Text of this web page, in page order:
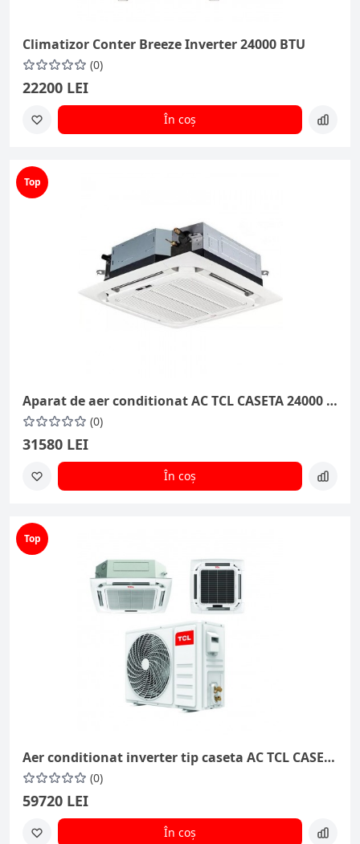
Climatizor Conter Breeze Inverter 24000 BTU
(0)
22200 LEI
În coș
Top
Aparat de aer conditionat AC TCL CASETA 24000 BTU/H TCC-24 CHRH/DV
(0)
31580 LEI
În coș
Top
Aer conditionat inverter tip caseta AC TCL CASETA 55000 BTU/H TCC-55 CHRH/DV7
(0)
59720 LEI
În coș